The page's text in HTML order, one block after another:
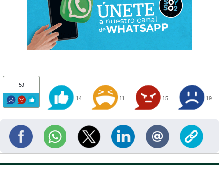
59
14 11 15 19